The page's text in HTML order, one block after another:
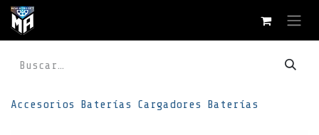
Ir al contenido
Accesorios Baterías Cargadores Baterías